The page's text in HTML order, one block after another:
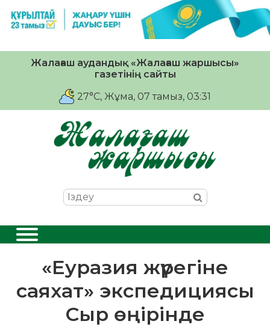
Жалағаш аудандық «Жалағаш жаршысы»
газетінің сайты
27°C, Жұма, 07 тамыз, 03:31
«Еуразия жүрегіне
саяхат» экспедициясы
Сыр өңірінде